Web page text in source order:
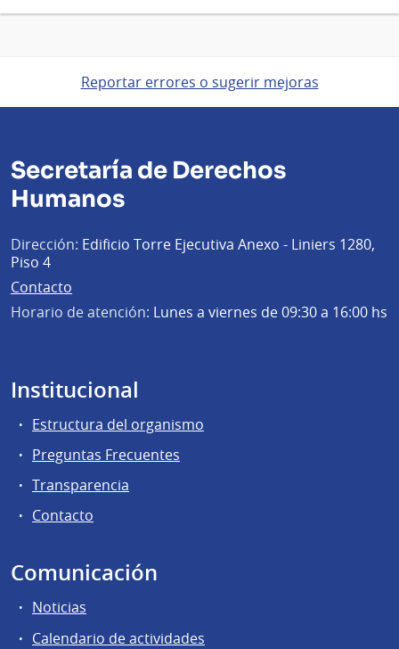
Reportar errores o sugerir mejoras
Secretaría de Derechos
Humanos
Dirección: Edificio Torre Ejecutiva Anexo - Liniers 1280,
Piso 4
Contacto
Horario de atención: Lunes a viernes de 09:30 a 16:00 hs
Institucional
Estructura del organismo
Preguntas Frecuentes
Transparencia
Contacto
Comunicación
Noticias
Calendario de actividades